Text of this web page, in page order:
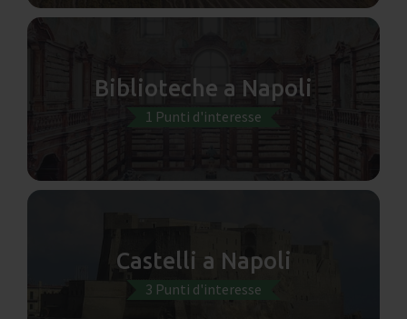
Biblioteche a Napoli
1 Punti d'interesse
Castelli a Napoli
3 Punti d'interesse